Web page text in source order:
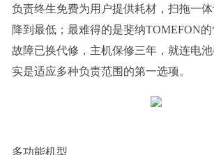
负责终生免费为用户提供耗材，扫拖一
降到最低；最难得的是斐纳TOMEFON
故障已换代修，主机保修三年，就连电
实是适应多种负责范围的第一选项。
多功能机型